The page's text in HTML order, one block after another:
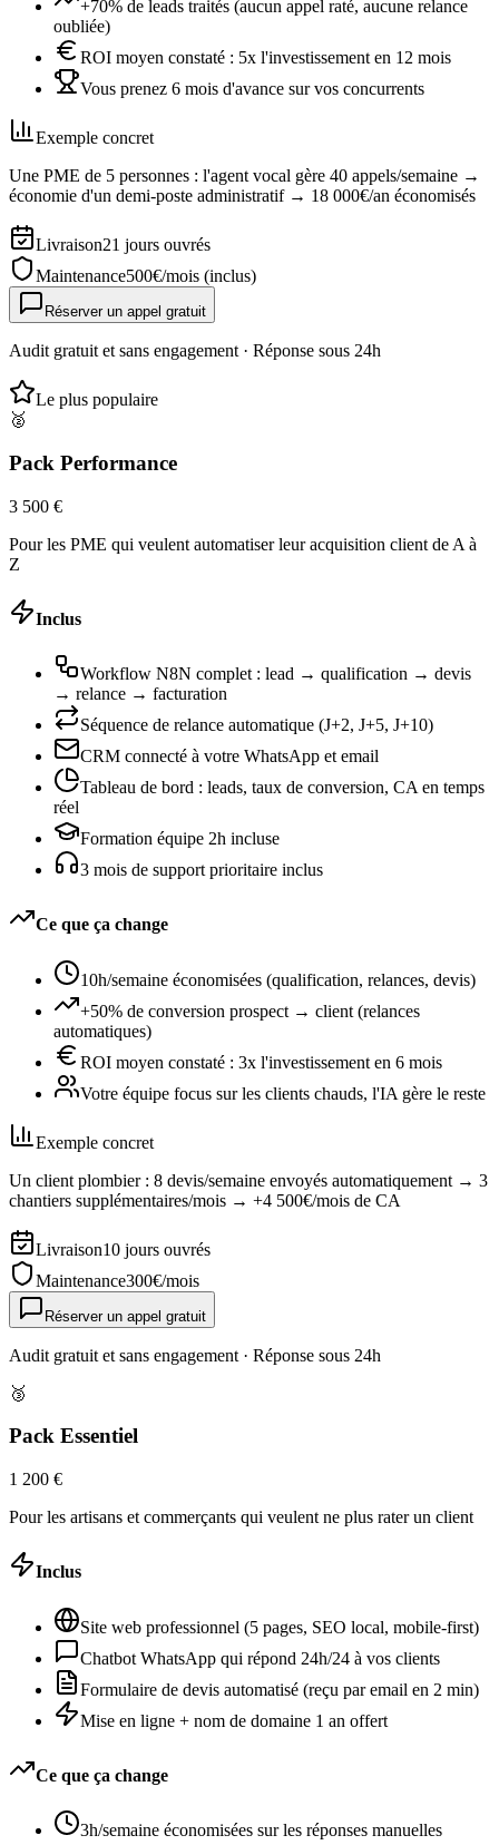
+70% de leads traités (aucun appel raté, aucune relance
oubliée)
ROI moyen constaté : 5x l'investissement en 12 mois
Vous prenez 6 mois d'avance sur vos concurrents
Exemple concret
Une PME de 5 personnes : l'agent vocal gère 40 appels/semaine →
économie d'un demi-poste administratif → 18 000€/an économisés
Livraison21 jours ouvrés
Maintenance500€/mois (inclus)
Réserver un appel gratuit
Audit gratuit et sans engagement · Réponse sous 24h
Le plus populaire
🥈
Pack Performance
3 500 €
Pour les PME qui veulent automatiser leur acquisition client de A à
Z
Inclus
Workflow N8N complet : lead → qualification → devis
→ relance → facturation
Séquence de relance automatique (J+2, J+5, J+10)
CRM connecté à votre WhatsApp et email
Tableau de bord : leads, taux de conversion, CA en temps
réel
Formation équipe 2h incluse
3 mois de support prioritaire inclus
Ce que ça change
10h/semaine économisées (qualification, relances, devis)
+50% de conversion prospect → client (relances
automatiques)
ROI moyen constaté : 3x l'investissement en 6 mois
Votre équipe focus sur les clients chauds, l'IA gère le reste
Exemple concret
Un client plombier : 8 devis/semaine envoyés automatiquement → 3
chantiers supplémentaires/mois → +4 500€/mois de CA
Livraison10 jours ouvrés
Maintenance300€/mois
Réserver un appel gratuit
Audit gratuit et sans engagement · Réponse sous 24h
🥉
Pack Essentiel
1 200 €
Pour les artisans et commerçants qui veulent ne plus rater un client
Inclus
Site web professionnel (5 pages, SEO local, mobile-first)
Chatbot WhatsApp qui répond 24h/24 à vos clients
Formulaire de devis automatisé (reçu par email en 2 min)
Mise en ligne + nom de domaine 1 an offert
Ce que ça change
3h/semaine économisées sur les réponses manuelles